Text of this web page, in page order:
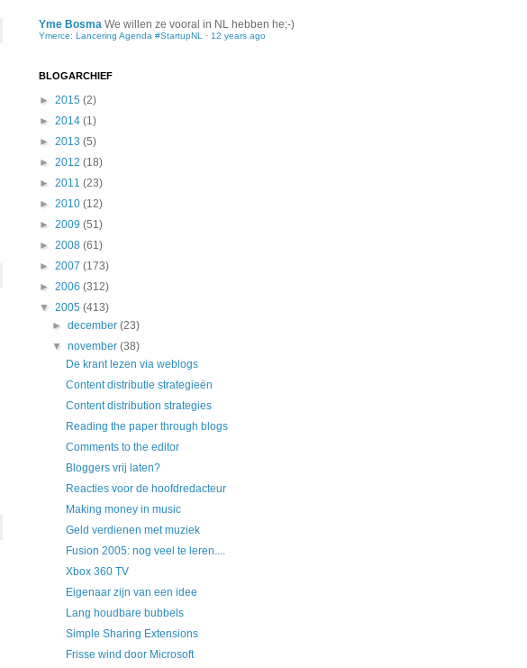
Yme Bosma We willen ze vooral in NL hebben he;-)
Ymerce: Lancering Agenda #StartupNL · 12 years ago
BLOGARCHIEF
► 2015 (2)
► 2014 (1)
► 2013 (5)
► 2012 (18)
► 2011 (23)
► 2010 (12)
► 2009 (51)
► 2008 (61)
► 2007 (173)
► 2006 (312)
▼ 2005 (413)
►december(23)
▼november(38)
De krant lezen via weblogs
Content distributie strategieën
Content distribution strategies
Reading the paper through blogs
Comments to the editor
Bloggers vrij laten?
Reacties voor de hoofdredacteur
Making money in music
Geld verdienen met muziek
Fusion 2005: nog veel te leren....
Xbox 360 TV
Eigenaar zijn van een idee
Lang houdbare bubbels
Simple Sharing Extensions
Frisse wind door Microsoft